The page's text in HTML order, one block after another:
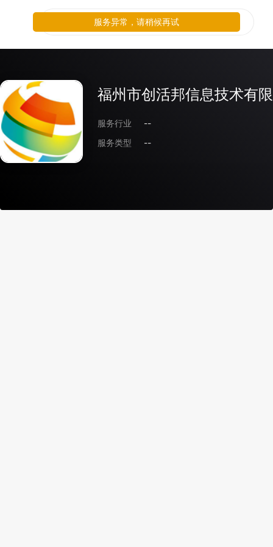
福州市创活邦信息技术有
服务行业
--
服务类型
--
服务异常，请稍候再试